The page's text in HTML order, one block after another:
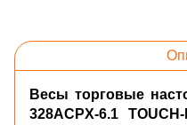
Весы торговые
328ACPX-6.1